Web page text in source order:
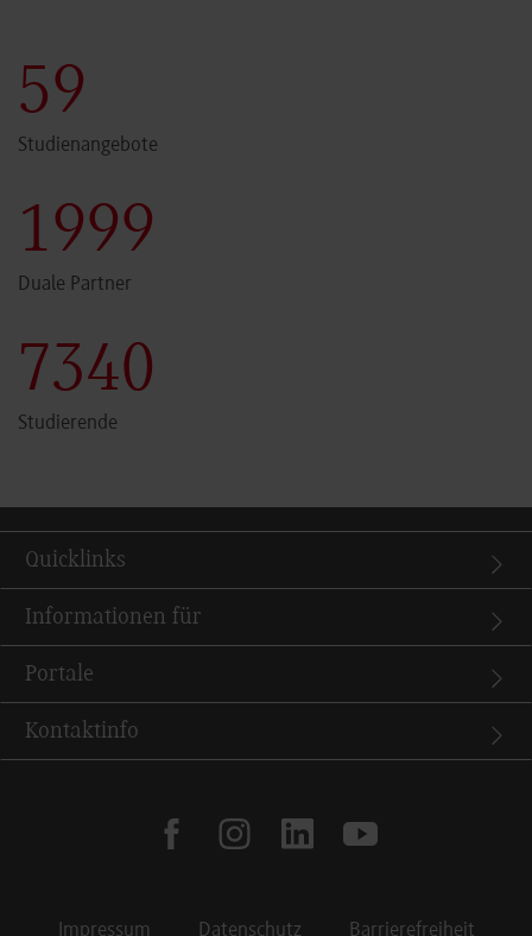
60
Studienangebote
2000
Duale Partner
7341
Studierende
Quicklinks
Informationen für
Portale
Kontaktinfo
facebookinstagramlinkedin youtube